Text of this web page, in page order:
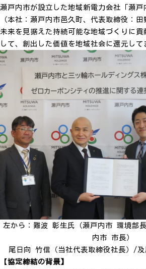
瀬戸内市が設立した地域新電力会社「瀬戸
（本社：瀬戸内市邑久町、代表取締役：田
未来を見据えた持続可能な地域づくりに貢
して、創出した価値を地域社会に還元して
左から：難波 彰生氏（瀬戸内市 環境部
内市 市長）
尾日向 竹信（当社代表取締役社長）/及
【協定締結の背景】